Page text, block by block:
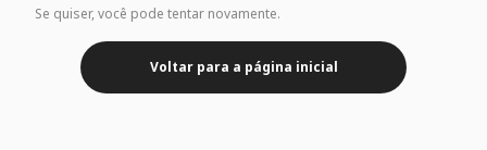
Se quiser, você pode tentar novamente.
Voltar para a página inicial